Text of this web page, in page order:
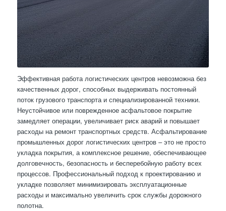
Эффективная работа логистических центров невозможна без
качественных дорог, способных выдерживать постоянный
поток грузового транспорта и специализированной техники.
Неустойчивое или поврежденное асфальтовое покрытие
замедляет операции, увеличивает риск аварий и повышает
расходы на ремонт транспортных средств. Асфальтирование
промышленных дорог логистических центров – это не просто
укладка покрытия, а комплексное решение, обеспечивающее
долговечность, безопасность и бесперебойную работу всех
процессов. Профессиональный подход к проектированию и
укладке позволяет минимизировать эксплуатационные
расходы и максимально увеличить срок службы дорожного
полотна.